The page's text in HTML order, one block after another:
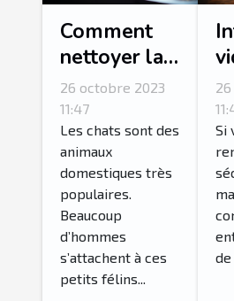
Comment
nettoyer la
litière de
son chat ?
26 octobre 2023
11:47
Les chats sont des
animaux
domestiques très
populaires.
Beaucoup
d’hommes
s’attachent à ces
petits félins...
Si
de